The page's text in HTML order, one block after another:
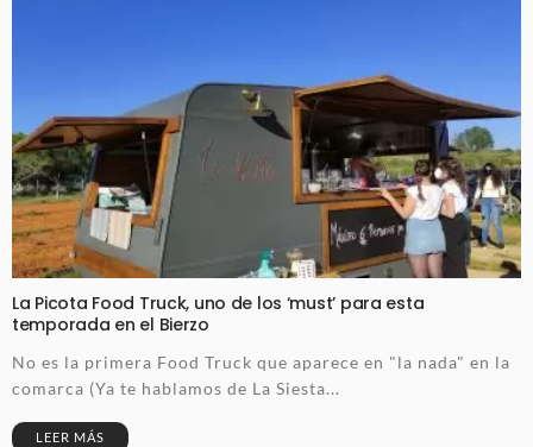
La Picota Food Truck, uno de los ‘must’ para esta
temporada en el Bierzo
No es la primera Food Truck que aparece en "la nada" en la
comarca (Ya te hablamos de La Siesta...
LEER MÁS